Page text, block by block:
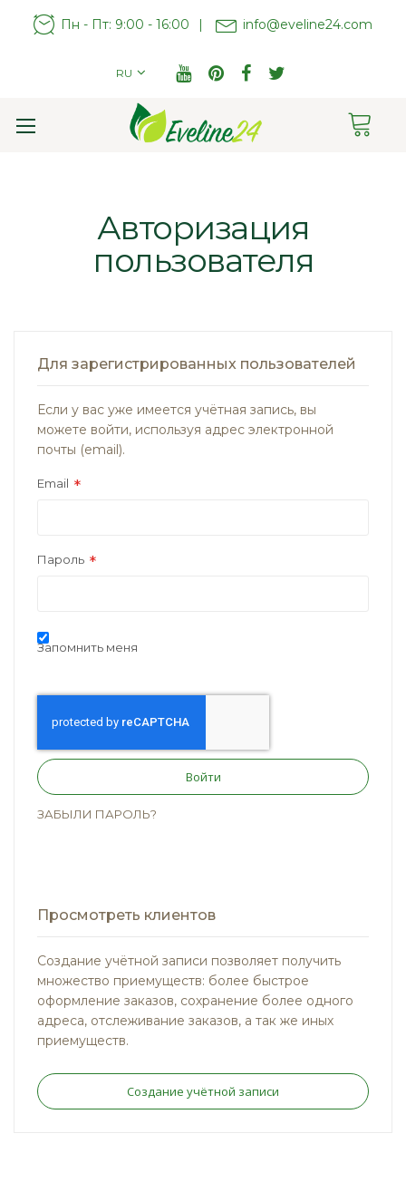
Пн - Пт: 9:00 - 16:00 | info@eveline24.com
RU
Авторизация
пользователя
Для зарегистрированных пользователей
Если у вас уже имеется учётная запись, вы
можете войти, используя адрес электронной
почты (email).
Email
Пароль
Запомнить меня
Войти
ЗАБЫЛИ ПАРОЛЬ?
Просмотреть клиентов
Создание учётной записи позволяет получить
множество приемуществ: более быстрое
оформление заказов, сохранение более одного
адреса, отслеживание заказов, а так же иных
приемуществ.
Создание учётной записи